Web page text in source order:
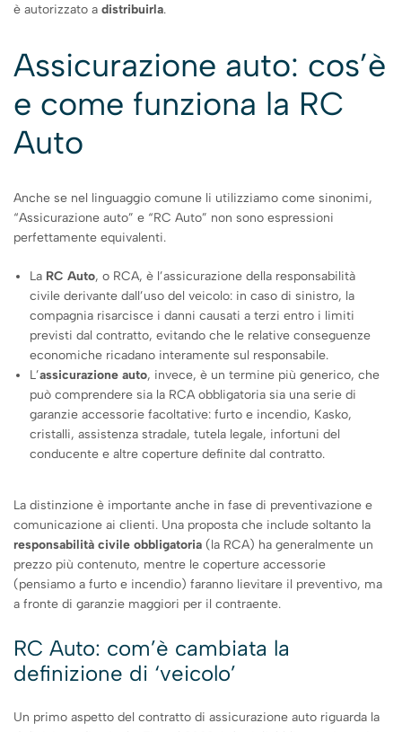
è autorizzato a distribuirla.
Assicurazione auto: cos’è
e come funziona la RC
Auto
Anche se nel linguaggio comune li utilizziamo come sinonimi,
“Assicurazione auto” e “RC Auto” non sono espressioni
perfettamente equivalenti.
La RC Auto, o RCA, è l’assicurazione della responsabilità
civile derivante dall’uso del veicolo: in caso di sinistro, la
compagnia risarcisce i danni causati a terzi entro i limiti
previsti dal contratto, evitando che le relative conseguenze
economiche ricadano interamente sul responsabile.
L’assicurazione auto, invece, è un termine più generico, che
può comprendere sia la RCA obbligatoria sia una serie di
garanzie accessorie facoltative: furto e incendio, Kasko,
cristalli, assistenza stradale, tutela legale, infortuni del
conducente e altre coperture definite dal contratto.
La distinzione è importante anche in fase di preventivazione e
comunicazione ai clienti. Una proposta che include soltanto la
responsabilità civile obbligatoria (la RCA) ha generalmente un
prezzo più contenuto, mentre le coperture accessorie
(pensiamo a furto e incendio) faranno lievitare il preventivo, ma
a fronte di garanzie maggiori per il contraente.
RC Auto: com’è cambiata la
definizione di ‘veicolo’
Un primo aspetto del contratto di assicurazione auto riguarda la